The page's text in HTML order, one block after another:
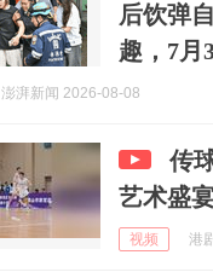
后饮弹
趣，7月
澎湃新闻 2026-08-08
传
艺术盛
视频 港